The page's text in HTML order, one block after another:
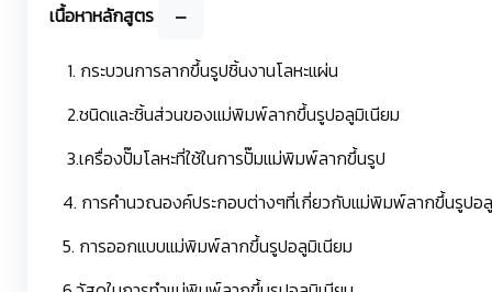
เนื้อหาหลักสูตร
1. กระบวนการลากขึ้นรูปชิ้นงานโลหะแผ่น
2.ชนิดและชิ้นส่วนของแม่พิมพ์ลากขึ้นรูปอลูมิเนียม
3.เครื่องปั๊มโลหะที่ใช้ในการปั๊มแม่พิมพ์ลากขึ้นรูป
4. การคำนวณองค์ประกอบต่างๆที่เกี่ยวกับแม่พิมพ์ลากขึ้นรูปอ
5. การออกแบบแม่พิมพ์ลากขึ้นรูปอลูมิเนียม